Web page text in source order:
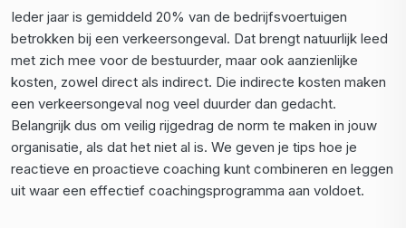
Ieder jaar is gemiddeld 20% van de bedrijfsvoertuigen
betrokken bij een verkeersongeval. Dat brengt natuurlijk leed
met zich mee voor de bestuurder, maar ook aanzienlijke
kosten, zowel direct als indirect. Die indirecte kosten maken
een verkeersongeval nog veel duurder dan gedacht.
Belangrijk dus om veilig rijgedrag de norm te maken in jouw
organisatie, als dat het niet al is. We geven je tips hoe je
reactieve en proactieve coaching kunt combineren en leggen
uit waar een effectief coachingsprogramma aan voldoet.